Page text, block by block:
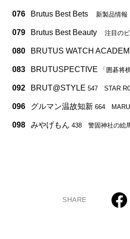
076 Brutus Best Bets 新製品情報
079 Brutus Best Beauty 注目の
080 BRUTUS WATCH
083 BRUTUSPECTIVE 「囲碁将
092 BRUT@STYLE 547 STAR
096 グルマン温故知新 664
098 みやげもん 438 警固神社の絵
SHARE